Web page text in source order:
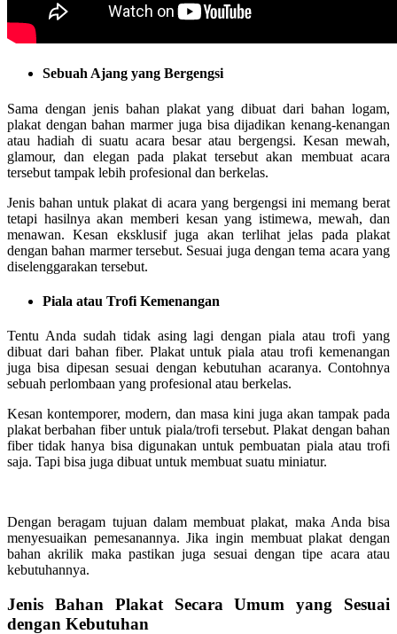
Sebuah Ajang yang Bergengsi
Sama dengan jenis bahan plakat yang dibuat dari bahan logam,
plakat dengan bahan marmer juga bisa dijadikan kenang-kenangan
atau hadiah di suatu acara besar atau bergengsi. Kesan mewah,
glamour, dan elegan pada plakat tersebut akan membuat acara
tersebut tampak lebih profesional dan berkelas.
Jenis bahan untuk plakat di acara yang bergengsi ini memang berat
tetapi hasilnya akan memberi kesan yang istimewa, mewah, dan
menawan. Kesan eksklusif juga akan terlihat jelas pada plakat
dengan bahan marmer tersebut. Sesuai juga dengan tema acara yang
diselenggarakan tersebut.
Piala atau Trofi Kemenangan
Tentu Anda sudah tidak asing lagi dengan piala atau trofi yang
dibuat dari bahan fiber. Plakat untuk piala atau trofi kemenangan
juga bisa dipesan sesuai dengan kebutuhan acaranya. Contohnya
sebuah perlombaan yang profesional atau berkelas.
Kesan kontemporer, modern, dan masa kini juga akan tampak pada
plakat berbahan fiber untuk piala/trofi tersebut. Plakat dengan bahan
fiber tidak hanya bisa digunakan untuk pembuatan piala atau trofi
saja. Tapi bisa juga dibuat untuk membuat suatu miniatur.
Dengan beragam tujuan dalam membuat plakat, maka Anda bisa
menyesuaikan pemesanannya. Jika ingin membuat plakat dengan
bahan akrilik maka pastikan juga sesuai dengan tipe acara atau
kebutuhannya.
Jenis Bahan Plakat Secara Umum yang Sesuai
dengan Kebutuhan